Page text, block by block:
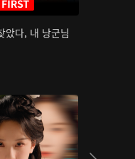
았다, 내 낭군님